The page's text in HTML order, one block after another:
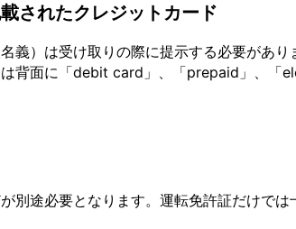
されたクレジットカード
義）は受け取りの際に提示する必要があ
背面に「debit card」、「prepaid」、
途必要となります。運転免許証だけでは